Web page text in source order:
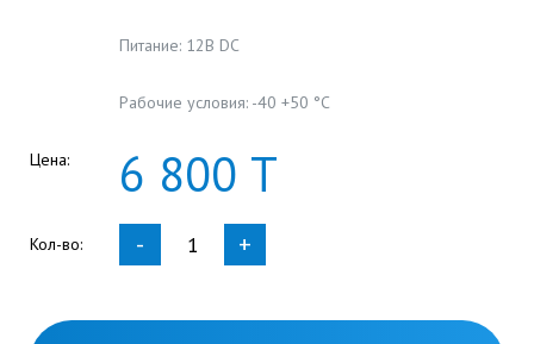
Питание: 12В DC
Рабочие условия: -40 +50 °С
Цена: 6 800 Т
Кол-во: - +